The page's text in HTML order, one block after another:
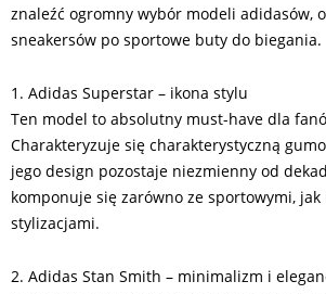
znaleźć ogromny wybór modeli adidasów,
sneakersów po sportowe buty do biegania.
1. Adidas Superstar – ikona stylu
Ten model to absolutny must-have dla
Charakteryzuje się charakterystyczną
jego design pozostaje niezmienny od
komponuje się zarówno ze sportowymi, jak
stylizacjami.
2. Adidas Stan Smith – minimalizm i